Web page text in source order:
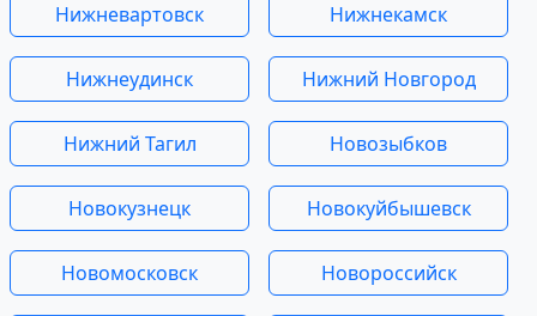
Нижневартовск Нижнекамск
Нижнеудинск Нижний Новгород
Нижний Тагил Новозыбков
Новокузнецк Новокуйбышевск
Новомосковск Новороссийск